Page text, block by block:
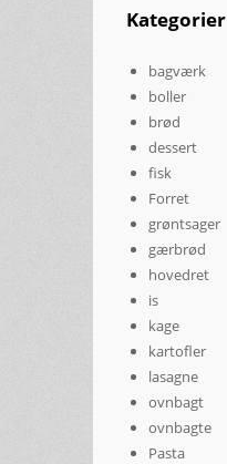
Kategorier
bagværk
boller
brød
dessert
fisk
Forret
grøntsager
gærbrød
hovedret
is
kage
kartofler
lasagne
ovnbagt
ovnbagte
Pasta